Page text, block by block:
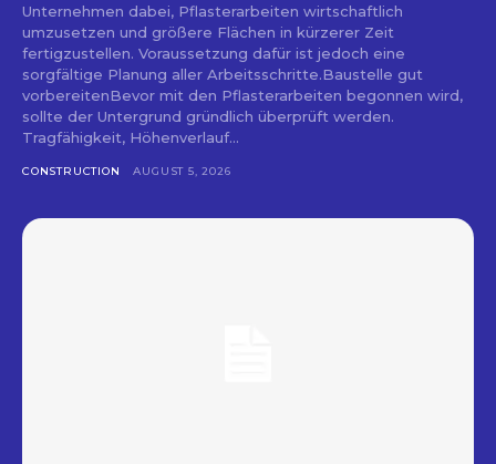
Unternehmen dabei, Pflasterarbeiten wirtschaftlich
umzusetzen und größere Flächen in kürzerer Zeit
fertigzustellen. Voraussetzung dafür ist jedoch eine
sorgfältige Planung aller Arbeitsschritte.Baustelle gut
vorbereitenBevor mit den Pflasterarbeiten begonnen wird,
sollte der Untergrund gründlich überprüft werden.
Tragfähigkeit, Höhenverlauf...
CONSTRUCTION AUGUST 5, 2026